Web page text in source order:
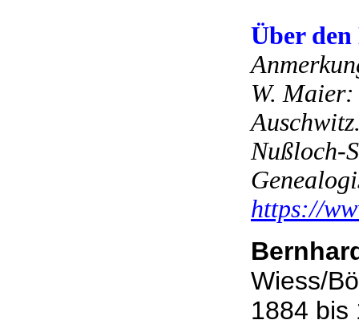
Über
W. Maier:
Nußloch-
https://
Wiess/
1884